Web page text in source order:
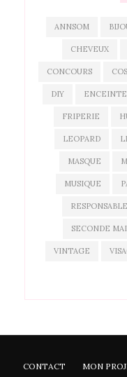
ANNSOM
CHEVEUX
CONCOURS
DIY ENCEINTE
FRIPERIE
LEOPARD
MASQUE
MUSIQUE
RESPONSABLE
SECONDE
VINTAGE
CONTACT MON